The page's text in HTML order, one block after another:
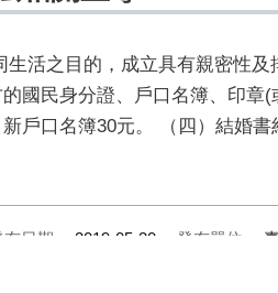
活之目的，成立具有親密性
國民身分證、戶口名簿、印章
戶口名簿30元。 （四）結婚
布日期： 2019-05-30 發布單位：